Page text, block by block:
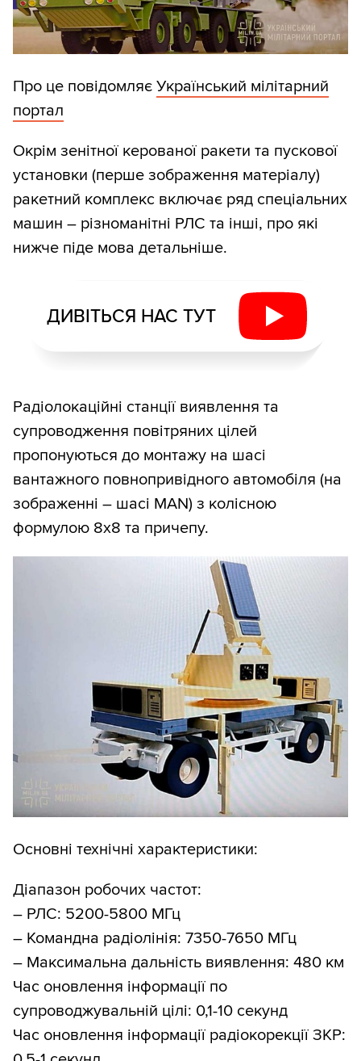
Про це повідомляє Український мілітарний
портал
Окрім зенітної керованої ракети та пускової
установки (перше зображення матеріалу)
ракетний комплекс включає ряд спеціальних
машин – різноманітні РЛС та інші, про які
нижче піде мова детальніше.
ДИВІТЬСЯ НАС ТУТ
Радіолокаційні станції виявлення та
супроводження повітряних цілей
пропонуються до монтажу на шасі
вантажного повнопривідного автомобіля (на
зображенні – шасі MAN) з колісною
формулою 8х8 та причепу.
Основні технічні характеристики:
Діапазон робочих частот:
– РЛС: 5200-5800 МГц
– Командна радіолінія: 7350-7650 МГц
– Максимальна дальність виявлення: 480 км
Час оновлення інформації по
супроводжувальній цілі: 0,1-10 секунд
Час оновлення інформації радіокорекції ЗКР: